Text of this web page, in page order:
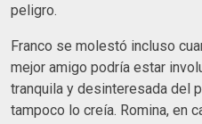
peligro.
Franco se molestó incluso
mejor amigo podría estar
tranquila y desinteresada del
tampoco lo creía. Romina, en